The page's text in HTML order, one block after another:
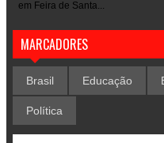
em Feira de Santa...
MARCADORES
Brasil Educação
Política